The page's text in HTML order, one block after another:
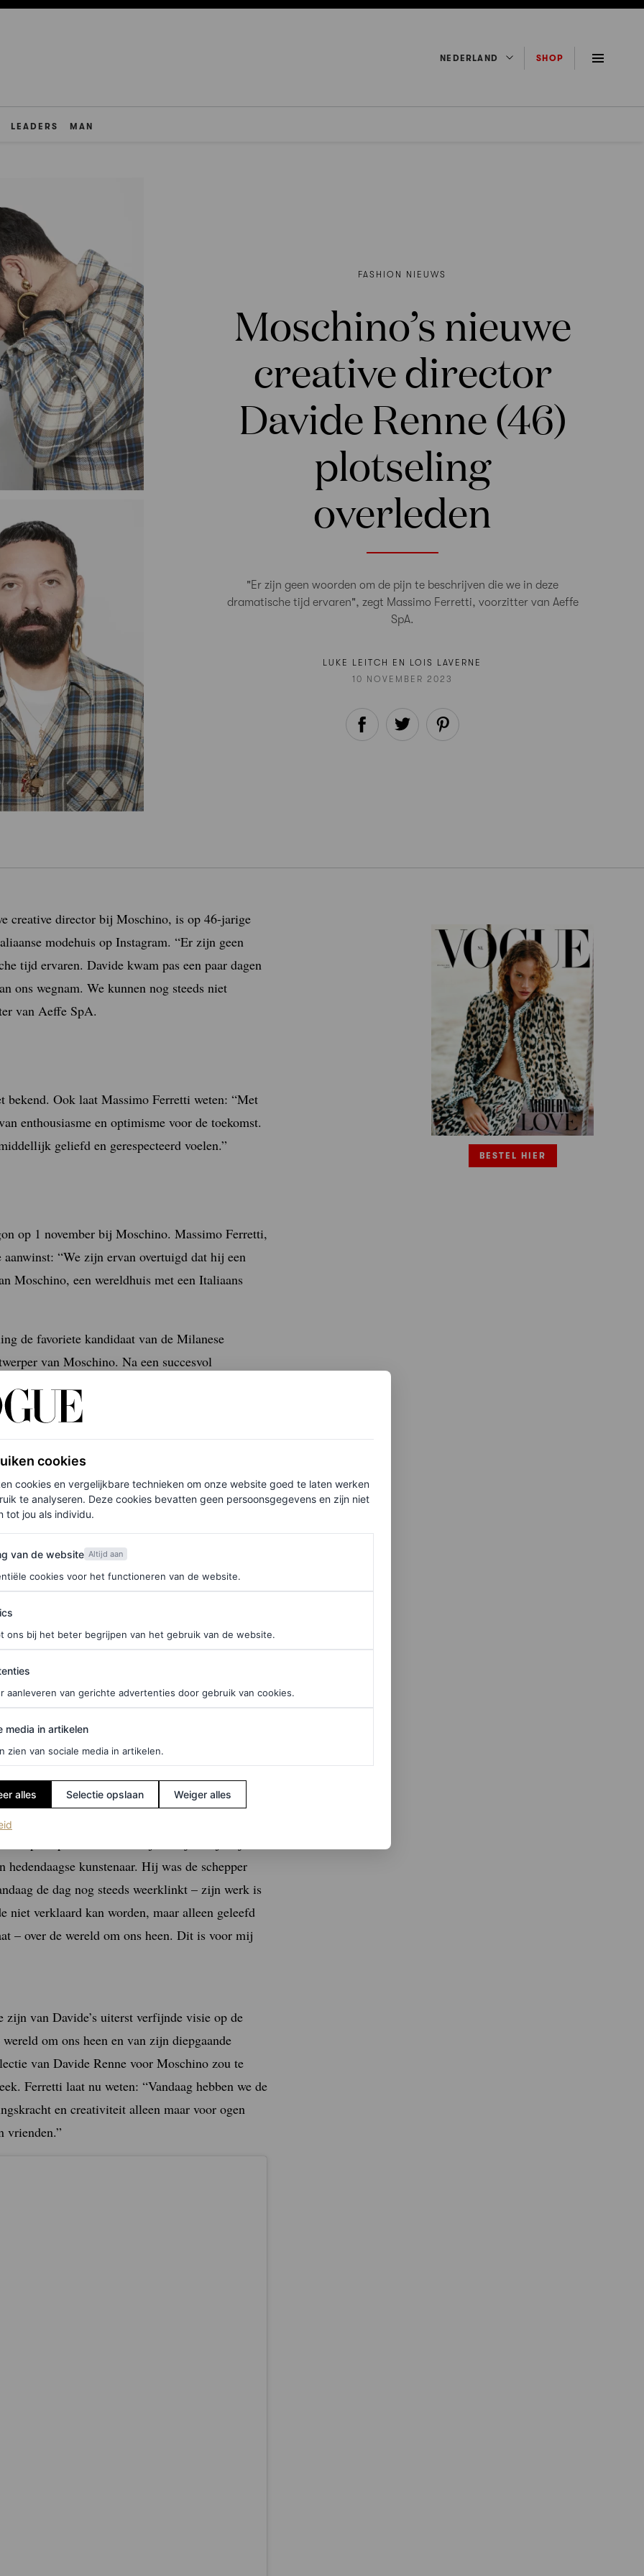
NEDERLAND SHOP
LEADERS MAN
FASHION NIEUWS
Moschino’s nieuwe
creative director
Davide Renne (46)
plotseling
overleden
"Er zijn geen woorden om de pijn te beschrijven die we in deze
dramatische tijd ervaren", zegt Massimo Ferretti, voorzitter van Aeffe
SpA.
LUKE LEITCH EN LOIS LAVERNE
10 NOVEMBER 2023
creative director bij Moschino, is op 46-jarige
modehuis op Instagram. “Er zijn geen
tijd ervaren. Davide kwam pas een paar dagen
ons wegnam. We kunnen nog steeds niet
van Aeffe SpA.
bekend. Ook laat Massimo Ferretti weten: “Met
enthousiasme en optimisme voor de toekomst.
geliefd en gerespecteerd voelen.”
op 1 november bij Moschino. Massimo Ferretti,
“We zijn ervan overtuigd dat hij een
Moschino, een wereldhuis met een Italiaans
de favoriete kandidaat van de Milanese
van Moschino. Na een succesvol
jaar
vier door stylisten ontworpen
huis, na Scott, Rossella Jardini en de
hier in voor de Vogue-nieuwsbrief.
kort was hij hoofd vrouwenmode bij Gucci.
onder de creatieve leiding van zowel
te dromen en duwde me verder vooruit”,
na bijna vier jaar naast Alessandro
leraar en mentor in de mode”. Renne was
volgende: “Ik heb een hekel aan mode die
te vinden, dan komen de antwoorden in de
maatwerk.”
pas op een buitenbeentje te zijn als je zijn
kunstenaar. Hij was de schepper
de dag nog steeds weerklinkt – zijn werk is
niet verklaard kan worden, maar alleen geleefd
– over de wereld om ons heen. Dit is voor mij
BESTEL HIER
van Davide’s uiterst verfijnde visie op de
om ons heen en van zijn diepgaande
van Davide Renne voor Moschino zou te
Ferretti laat nu weten: “Vandaag hebben we de
en creativiteit alleen maar voor ogen
vrienden.”
cookies
cookies en vergelijkbare technieken om onze website goed te laten werken
te analyseren. Deze cookies bevatten geen persoonsgegevens en zijn niet
tot jou als individu.
de website
van de website Altijd aan
cookies voor het functioneren van de website.
ons bij het beter begrijpen van het gebruik van de website.
aanleveren van gerichte advertenties door gebruik van cookies.
in artikelen
media in artikelen
zien van sociale media in artikelen.
alles Selectie opslaan Weiger alles